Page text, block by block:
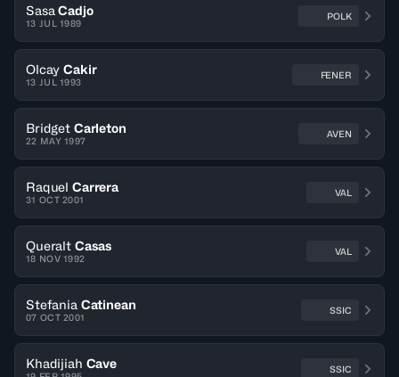
Sasa Cadjo
13 JUL 1989
POLK
Olcay Cakir
13 JUL 1993
FENER
Bridget Carleton
22 MAY 1997
AVEN
Raquel Carrera
31 OCT 2001
VAL
Queralt Casas
18 NOV 1992
VAL
Stefania Catinean
07 OCT 2001
SSIC
Khadijiah Cave SSIC